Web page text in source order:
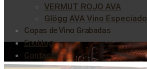
VERMUT ROJO AVA
Glögg AVA Vino Especiado
Copas de Vino Grabadas
Enoblog
Contacta